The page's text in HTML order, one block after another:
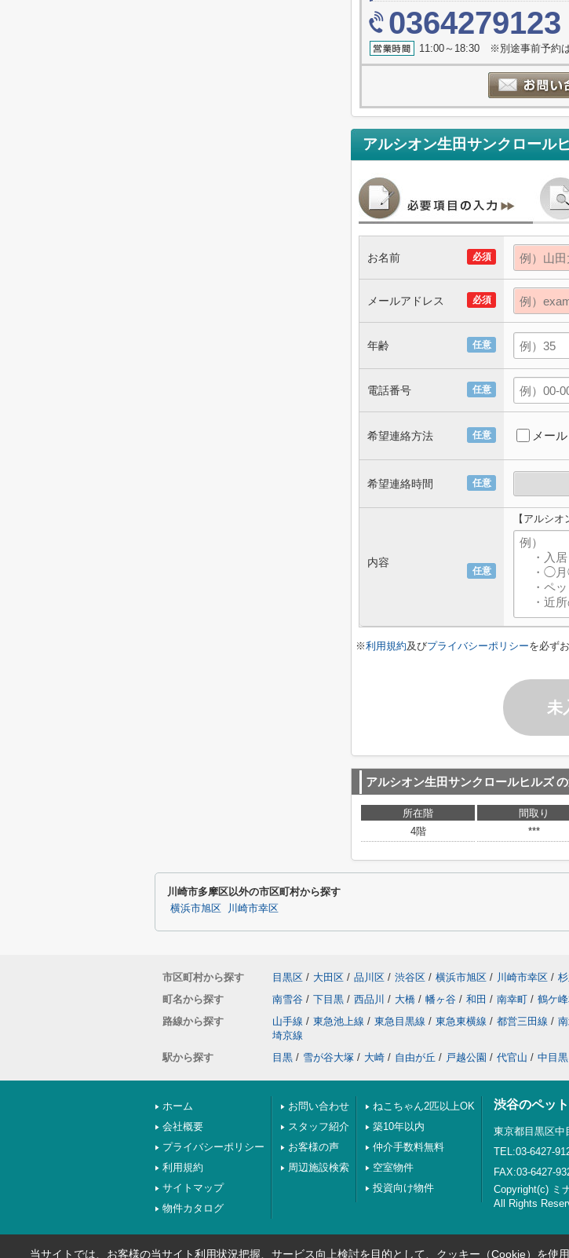
0364279123
11:00～18:30 ※別途事前予約
アルシオン生田サンクロール
必須
お名前
必須
メールアドレス
任意
年齢
任意
電話番号
任意
希望連絡方法 メール
任意
希望連絡時間
任意
内容
【アルシ
※利用規約及びプライバシーポリシーを必ず
未
アルシオン生田サンクロールヒルズ
所在階 間取り
4階
***
川崎市多摩区以外の市区町村から探す
横浜市旭区 川崎市幸区
市区町村から探す 目黒区 / 大田区 / 品川区 / 渋谷区 / 横浜市旭区 / 川崎市幸区 /
町名から探す
南雪谷 / 下目黒 / 西品川 / 大橋 / 幡ヶ谷 / 和田 / 南幸町 / 鶴ケ
路線から探す
山手線 / 東急池上線 / 東急目黒線 / 東急東横線 / 都営三田線 /
埼京線
駅から探す
目黒 / 雪が谷大塚 / 大崎 / 自由が丘 / 戸越公園 / 代官山 / 中目黒
ホーム
会社概要
プライバシーポリシー
利用規約
サイトマップ
物件カタログ
お問い合わせ
スタッフ紹介
お客様の声
周辺施設検索
ねこちゃん2匹以上OK
築10年以内
仲介手数料無料
空室物件
投資向け物件
渋谷のペッ
東京都目黒区中
TEL:03-6427-
FAX:03-6427-
Copyright(c) ミ
All Rights
当サイトでは、お客様の当サイト利用状況把握、サービス向上検討を目的として、クッキー（Cookie）を使